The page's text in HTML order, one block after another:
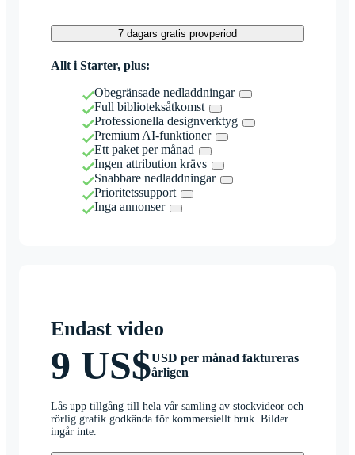
7 dagars gratis provperiod
Allt i Starter, plus:
Obegränsade nedladdningar
Full biblioteksåtkomst
Professionella designverktyg
Premium AI-funktioner
Ett paket per månad
Ingen attribution krävs
Snabbare nedladdningar
Prioritetssupport
Inga annonser
Endast video
9 US$USD per månad faktureras
årligen
Lås upp tillgång till hela vår samling av stockvideor och
rörlig grafik godkända för kommersiellt bruk. Bilder
ingår inte.